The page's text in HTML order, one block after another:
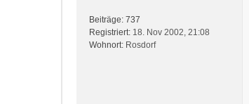
Beiträge: 737
Registriert: 18. Nov 2002, 21:08
Wohnort: Rosdorf